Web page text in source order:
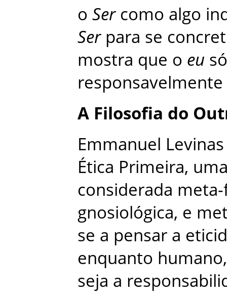
o Ser como algo
Ser para se
mostra que o eu só
responsavelmente
A Filosofia do
Emmanuel Levinas
Ética Primeira,
considerada
gnosiológica, e
se a pensar a
enquanto humano,
seja a